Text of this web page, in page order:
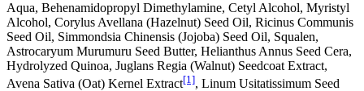
Aqua, Behenamidopropyl Dimethylamine, Cetyl Alcohol, Myristyl
Alcohol, Corylus Avellana (Hazelnut) Seed Oil, Ricinus Communis
Seed Oil, Simmondsia Chinensis (Jojoba) Seed Oil, Squalen,
Astrocaryum Murumuru Seed Butter, Helianthus Annus Seed Cera,
Hydrolyzed Quinoa, Juglans Regia (Walnut) Seedcoat Extract,
Avena Sativa (Oat) Kernel Extract[1], Linum Usitatissimum Seed